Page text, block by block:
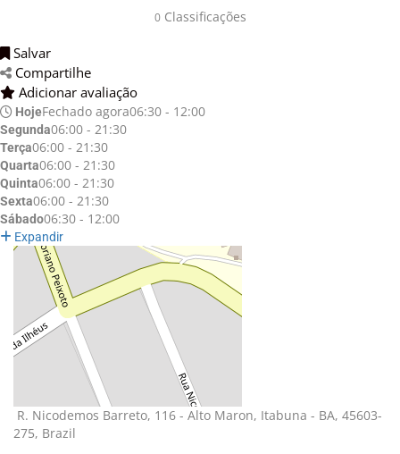
0Classificações
Salvar
Compartilhe
Adicionar avaliação
HojeFechado agora06:30 - 12:00
Segunda06:00 - 21:30
Terça06:00 - 21:30
Quarta06:00 - 21:30
Quinta06:00 - 21:30
Sexta06:00 - 21:30
Sábado06:30 - 12:00
Expandir
R. Nicodemos Barreto, 116 - Alto Maron, Itabuna - BA, 45603-
275, Brazil